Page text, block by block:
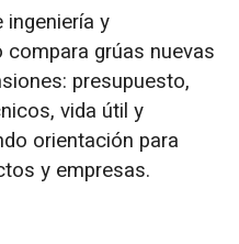
ingeniería y
grúas nuevas
presupuesto,
vida útil y
orientación para
y empresas.